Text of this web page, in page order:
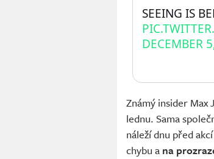
SEEING IS
DECEMBER
Známý insider Max
lednu. Sama
náleží dnu před
chybu a na